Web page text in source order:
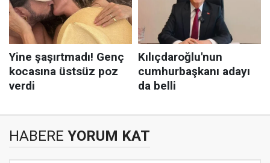
HABERE YORUM KAT